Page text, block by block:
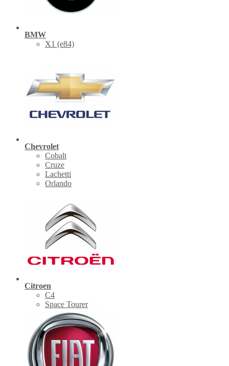
BMW
X1 (е84)
Chevrolet
Cobalt
Cruze
Lachetti
Orlando
Citroen
C4
Space Tourer